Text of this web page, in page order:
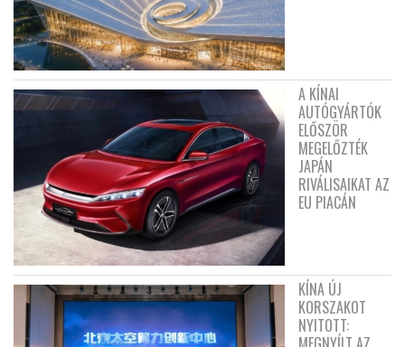
A KÍNAI
AUTÓGYÁRTÓK
ELŐSZÖR
MEGELŐZTÉK
JAPÁN
RIVÁLISAIKAT AZ
EU PIACÁN
KÍNA ÚJ
KORSZAKOT
NYITOTT: